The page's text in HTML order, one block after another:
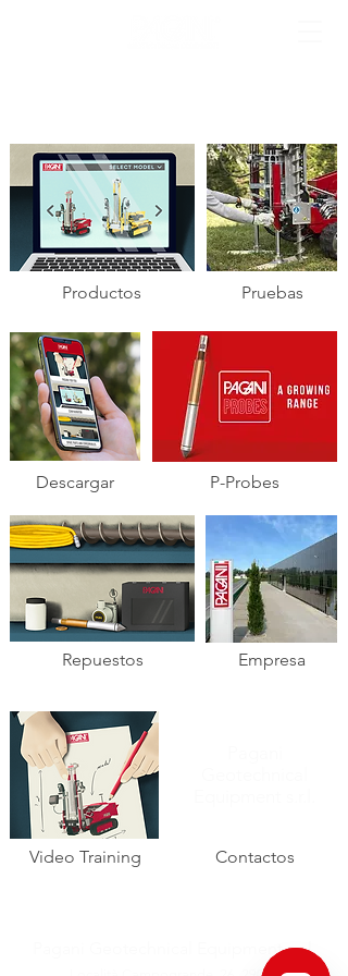
Productos Pruebas
Descargar P-Probes
Repuestos Empresa
Video Training Contactos
Pagani Geotechnical Equipment s.r.l.